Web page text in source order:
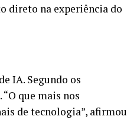
direto na experiência do
IA. Segundo os
que mais nos
de tecnologia”, afirmou